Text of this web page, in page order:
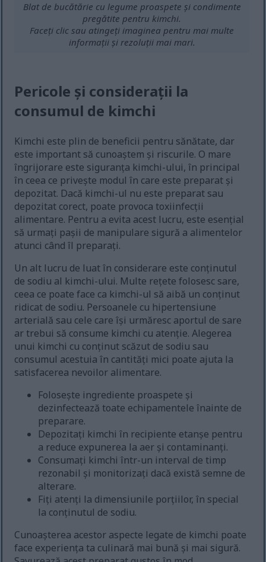
Blat de bucătărie cu legume proaspete și condimente
pregătite pentru kimchi.
Faceți clic sau atingeți imaginea pentru mai multe
informații și rezoluții mai mari.
Pericole și considerații la
consumul de kimchi
Kimchi este plin de beneficii pentru sănătate, dar
este important să cunoaștem și riscurile. O mare
îngrijorare este siguranța kimchi-ului, în principal
în ceea ce privește modul în care este preparat și
depozitat. Dacă kimchi-ul nu este preparat sau
depozitat corect, poate provoca toxiinfecții
alimentare. Pentru a evita acest lucru, este esențial
să urmați pașii de manipulare sigură a alimentelor
atunci când îl preparați.
Un alt lucru de luat în considerare este conținutul
de sodiu al kimchi-ului. Multe rețete folosesc sare,
ceea ce poate face ca kimchi-ul să aibă un conținut
ridicat de sodiu. Persoanele cu hipertensiune
arterială sau cele care își urmăresc aportul de sare
ar trebui să consume kimchi cu atenție. Alegerea
unui kimchi cu conținut scăzut de sodiu sau
consumul acestuia în cantități mici poate ajuta la
satisfacerea nevoilor alimentare.
Folosește ingrediente proaspete și
dezinfectează toate echipamentele înainte de
preparare.
Depozitați kimchi în recipiente etanșe pentru
a reduce expunerea la aer și contaminanți.
Consumați kimchi într-un interval de timp
rezonabil și monitorizați dacă există semne de
alterare.
Fiți atenți la dimensiunile porțiilor, în special
la conținutul de sodiu.
Cunoașterea acestor aspecte legate de kimchi poate
face experiența ta culinară mai bună și mai sigură.